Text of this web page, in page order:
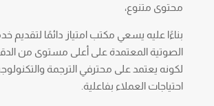
محتوى متنوع،
بناءًا عليه يسعي مكتب امتياز دائمًا لتقديم
الصوتية المعتمدة على أعلى مستوى من
لكونه يعتمد على محترفي الترجمة
احتياجات العملاء بفاعلية.